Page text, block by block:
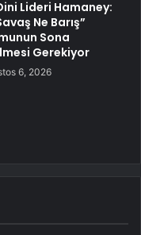
Lideri Hamaney:
Ne Barış”
Sona
Gerekiyor
6, 2026